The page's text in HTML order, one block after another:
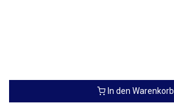
4 UNITS LEFT
In den Warenkorb